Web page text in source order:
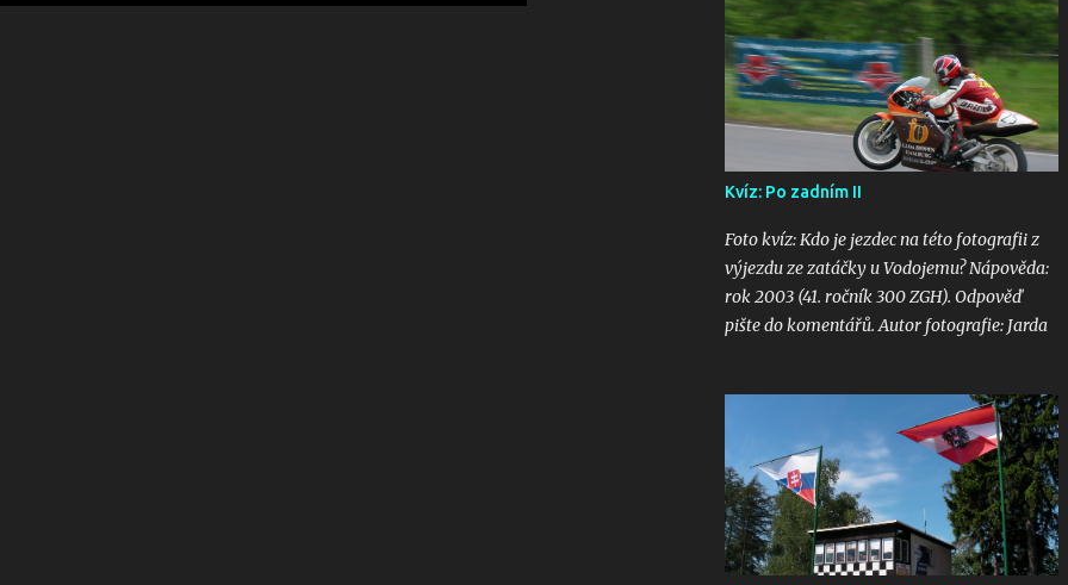
Kvíz: Po zadním II
Foto kvíz: Kdo je jezdec na této fotografii z
výjezdu ze zatáčky u Vodojemu? Nápověda:
rok 2003 (41. ročník 300 ZGH). Odpověď
pište do komentářů. Autor fotografie: Jarda